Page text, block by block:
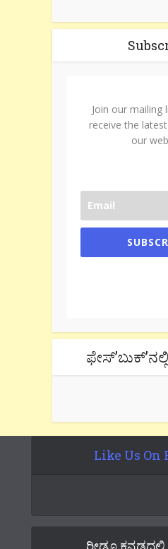
Join our mailing
receive the
our
Like Us On
ರೀಡೂ